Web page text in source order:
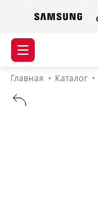
Главная Каталог